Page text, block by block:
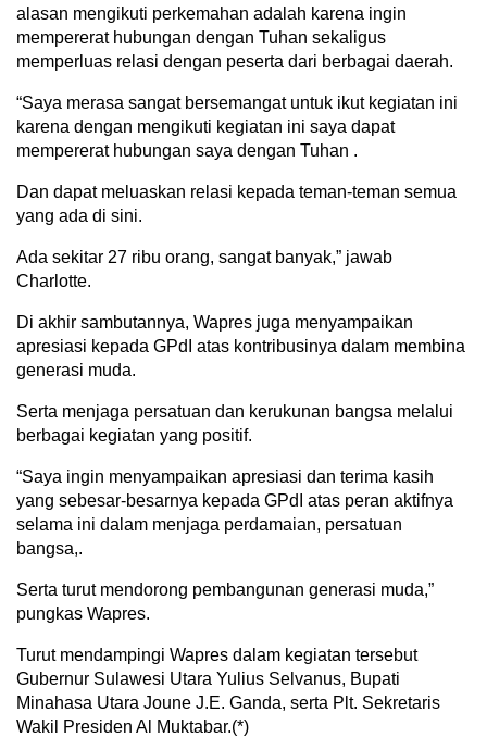
alasan mengikuti perkemahan adalah karena ingin
mempererat hubungan dengan Tuhan sekaligus
memperluas relasi dengan peserta dari berbagai daerah.
“Saya merasa sangat bersemangat untuk ikut kegiatan ini
karena dengan mengikuti kegiatan ini saya dapat
mempererat hubungan saya dengan Tuhan .
Dan dapat meluaskan relasi kepada teman-teman semua
yang ada di sini.
Ada sekitar 27 ribu orang, sangat banyak,” jawab
Charlotte.
Di akhir sambutannya, Wapres juga menyampaikan
apresiasi kepada GPdI atas kontribusinya dalam membina
generasi muda.
Serta menjaga persatuan dan kerukunan bangsa melalui
berbagai kegiatan yang positif.
“Saya ingin menyampaikan apresiasi dan terima kasih
yang sebesar-besarnya kepada GPdI atas peran aktifnya
selama ini dalam menjaga perdamaian, persatuan
bangsa,.
Serta turut mendorong pembangunan generasi muda,”
pungkas Wapres.
Turut mendampingi Wapres dalam kegiatan tersebut
Gubernur Sulawesi Utara Yulius Selvanus, Bupati
Minahasa Utara Joune J.E. Ganda, serta Plt. Sekretaris
Wakil Presiden Al Muktabar.(*)